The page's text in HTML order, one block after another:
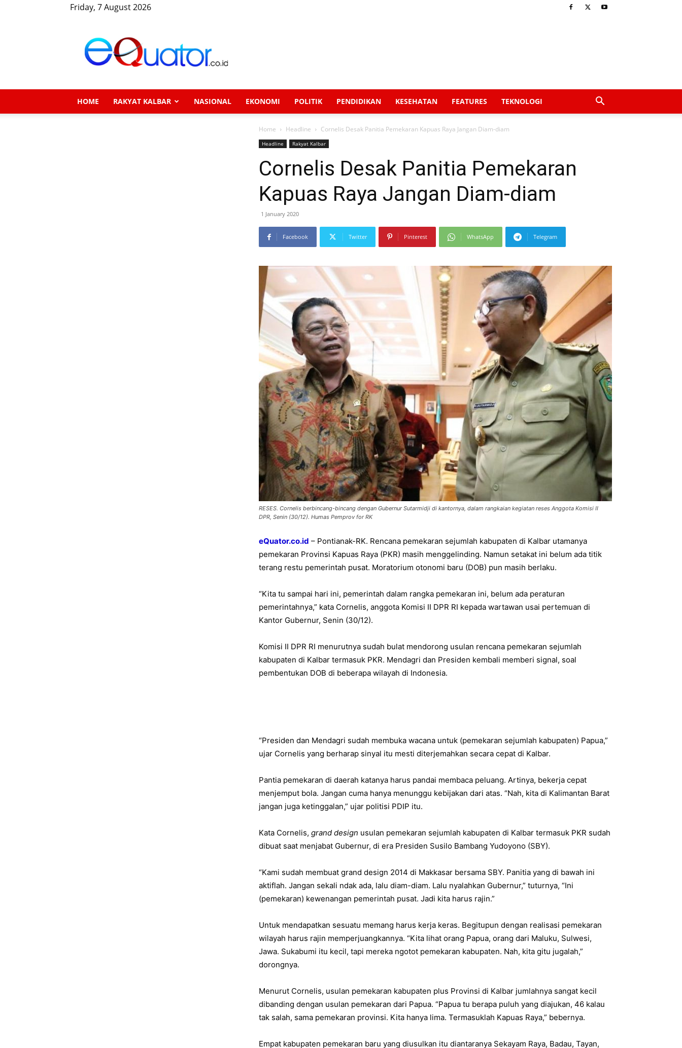
Friday, 7 August 2026
HOME RAKYAT KALBAR NASIONAL EKONOMI POLITIK PENDIDIKAN KESEHATAN FEATURES TEKNOLOGI
Home Headline Cornelis Desak Panitia Pemekaran Kapuas Raya Jangan Diam-diam
Headline Rakyat Kalbar
Cornelis Desak Panitia Pemekaran
Kapuas Raya Jangan Diam-diam
1 January 2020
Facebook Twitter Pinterest WhatsApp Telegram
RESES. Cornelis berbincang-bincang dengan Gubernur Sutarmidji di kantornya, dalam rangkaian kegiatan reses Anggota Komisi II
DPR, Senin (30/12). Humas Pemprov for RK
eQuator.co.id – Pontianak-RK. Rencana pemekaran sejumlah kabupaten di Kalbar utamanya
pemekaran Provinsi Kapuas Raya (PKR) masih menggelinding. Namun setakat ini belum ada titik
terang restu pemerintah pusat. Moratorium otonomi baru (DOB) pun masih berlaku.
“Kita tu sampai hari ini, pemerintah dalam rangka pemekaran ini, belum ada peraturan
pemerintahnya,” kata Cornelis, anggota Komisi II DPR RI kepada wartawan usai pertemuan di
Kantor Gubernur, Senin (30/12).
Komisi II DPR RI menurutnya sudah bulat mendorong usulan rencana pemekaran sejumlah
kabupaten di Kalbar termasuk PKR. Mendagri dan Presiden kembali memberi signal, soal
pembentukan DOB di beberapa wilayah di Indonesia.
“Presiden dan Mendagri sudah membuka wacana untuk (pemekaran sejumlah kabupaten) Papua,”
ujar Cornelis yang berharap sinyal itu mesti diterjemahkan secara cepat di Kalbar.
Pantia pemekaran di daerah katanya harus pandai membaca peluang. Artinya, bekerja cepat
menjemput bola. Jangan cuma hanya menunggu kebijakan dari atas. “Nah, kita di Kalimantan Barat
jangan juga ketinggalan,” ujar politisi PDIP itu.
Kata Cornelis, grand design usulan pemekaran sejumlah kabupaten di Kalbar termasuk PKR sudah
dibuat saat menjabat Gubernur, di era Presiden Susilo Bambang Yudoyono (SBY).
“Kami sudah membuat grand design 2014 di Makkasar bersama SBY. Panitia yang di bawah ini
aktiflah. Jangan sekali ndak ada, lalu diam-diam. Lalu nyalahkan Gubernur,” tuturnya, “Ini
(pemekaran) kewenangan pemerintah pusat. Jadi kita harus rajin.”
Untuk mendapatkan sesuatu memang harus kerja keras. Begitupun dengan realisasi pemekaran
wilayah harus rajin memperjuangkannya. “Kita lihat orang Papua, orang dari Maluku, Sulwesi,
Jawa. Sukabumi itu kecil, tapi mereka ngotot pemekaran kabupaten. Nah, kita gitu jugalah,”
dorongnya.
Menurut Cornelis, usulan pemekaran kabupaten plus Provinsi di Kalbar jumlahnya sangat kecil
dibanding dengan usulan pemekaran dari Papua. “Papua tu berapa puluh yang diajukan, 46 kalau
tak salah, sama pemekaran provinsi. Kita hanya lima. Termasuklah Kapuas Raya,” bebernya.
Empat kabupaten pemekaran baru yang diusulkan itu diantaranya Sekayam Raya, Badau, Tayan,